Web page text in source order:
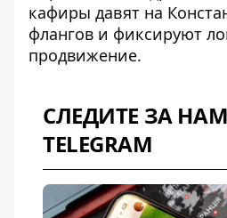
кафиры давят на
флангов и фиксируют
продвижение.
СЛЕДИТЕ ЗА
TELEGRAM